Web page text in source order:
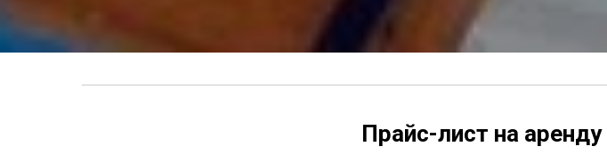
Прайс-лист на аренду